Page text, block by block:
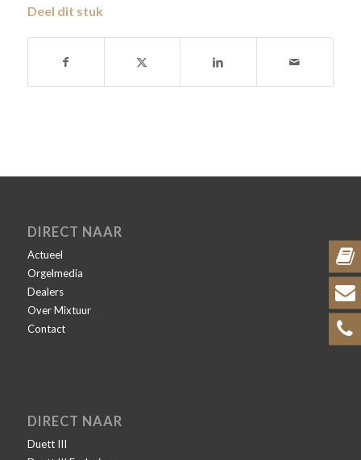
Deel dit stuk
DIRECT NAAR
Actueel
Orgelmedia
Dealers
Over Mixtuur
Contact
DIRECT NAAR
Duett III